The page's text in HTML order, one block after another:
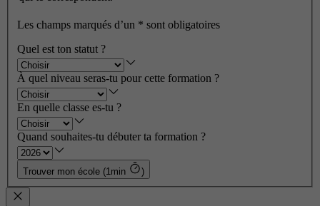
Les champs marqués d’un * sont obligatoires
Quel est ton statut ?
À quel niveau seras-tu pour cette formation ?
En quelle classe es-tu ?
Quand souhaites-tu débuter ta formation ?
Trouver mon école (1min )